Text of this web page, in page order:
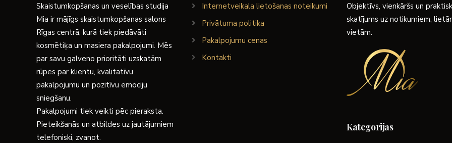
Skaistumkopšanas un veselības studija
Mia ir mājīgs skaistumkopšanas salons
Rīgas centrā, kurā tiek piedāvāti
kosmētiķa un masiera pakalpojumi. Mēs
par savu galveno prioritāti uzskatām
rūpes par klientu, kvalitatīvu
pakalpojumu un pozitīvu emociju
sniegšanu.
Pakalpojumi tiek veikti pēc pieraksta.
Pieteikšanās un atbildes uz jautājumiem
telefoniski, zvanot.
Internetveikala lietošanas noteikumi
Privātuma politika
Pakalpojumu cenas
Kontakti
Objektīvs, vienkāršs un
skatījums uz notikumiem,
vietām.
Kategorijas